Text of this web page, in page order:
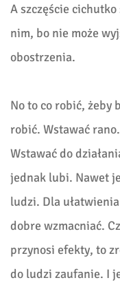
A szczęście
nim, bo nie może
obostrzenia.
No to co robić, żeby
robić. Wstawać
Wstawać do
jednak lubi. Nawet
ludzi. Dla
dobre wzmacniać.
przynosi efekty, to
do ludzi zaufanie. I